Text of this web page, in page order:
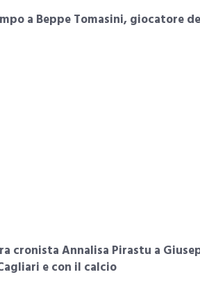
a Beppe Tomasini, giocatore
cronista Annalisa Pirastu a
e con il calcio